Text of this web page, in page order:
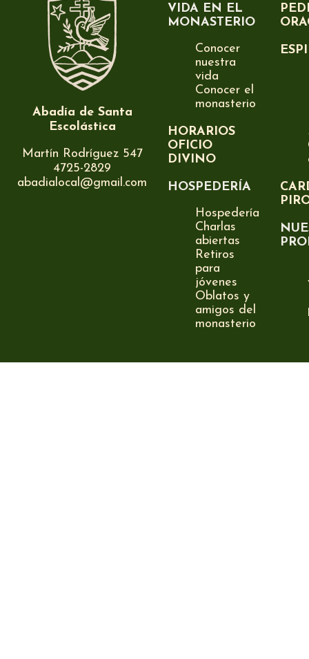
Abadía de Santa
Escolástica
Martín Rodríguez 547
4725-2829
abadialocal@gmail.com
VIDA EN EL
MONASTERIO
Conocer
nuestra
vida
Conocer el
monasterio
HORARIOS
OFICIO
DIVINO
HOSPEDERÍA
Hospedería
Charlas
abiertas
Retiros
para
jóvenes
Oblatos y
amigos del
monasterio